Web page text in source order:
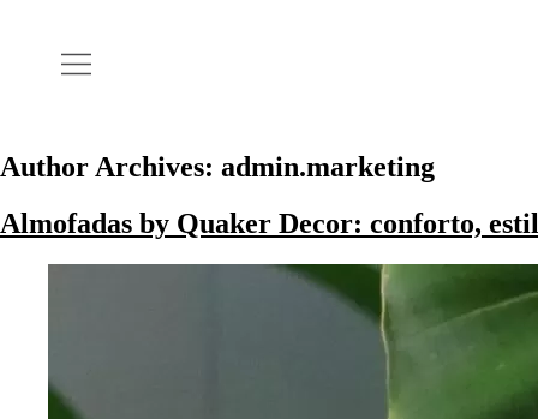
Author Archives: admin.marketing
Almofadas by Quaker Decor: conforto,